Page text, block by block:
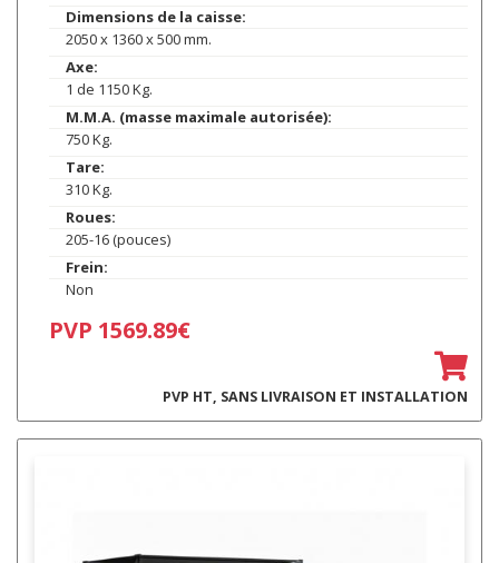
Dimensions de la caisse:
2050 x 1360 x 500 mm.
Axe:
1 de 1150 Kg.
M.M.A. (masse maximale autorisée):
750 Kg.
Tare:
310 Kg.
Roues:
205-16 (pouces)
Frein:
Non
PVP 1569.89€
PVP HT, SANS LIVRAISON ET INSTALLATION